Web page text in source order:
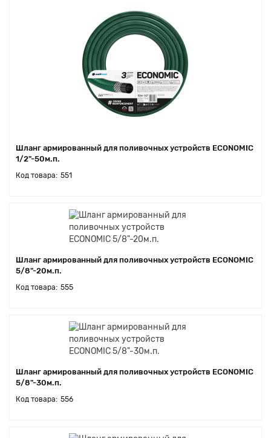
Шланг армированный для поливочных устройств ECONOMIC
1/2"-50м.п.
551
Шланг армированный для поливочных устройств ECONOMIC
5/8"-20м.п.
555
Шланг армированный для поливочных устройств ECONOMIC
5/8"-30м.п.
556